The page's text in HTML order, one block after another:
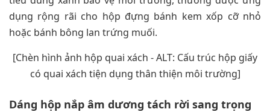
dụng rộng rãi cho hộp đựng bánh kem xốp cỡ nhỏ
hoặc bánh bông lan trứng muối.
[Chèn hình ảnh hộp quai xách - ALT: Cấu trúc hộp giấy
có quai xách tiện dụng thân thiện môi trường]
Dáng hộp nắp âm dương tách rời sang trọng